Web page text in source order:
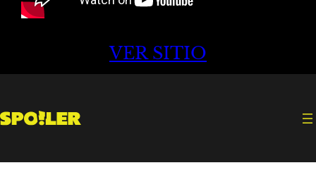
VER SITIO